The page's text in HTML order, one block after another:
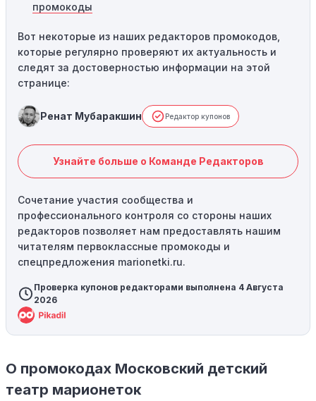
промокоды
Вот некоторые из наших редакторов промокодов,
которые регулярно проверяют их актуальность и
следят за достоверностью информации на этой
странице:
Ренат Мубаракшин Редактор купонов
Узнайте больше о Команде Редакторов
Сочетание участия сообщества и
профессионального контроля со стороны наших
редакторов позволяет нам предоставлять нашим
читателям первоклассные промокоды и
спецпредложения marionetki.ru.
Проверка купонов редакторами выполнена 4 Августа
2026
О промокодах Московский детский
театр марионеток